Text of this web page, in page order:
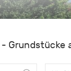
Grundstücke